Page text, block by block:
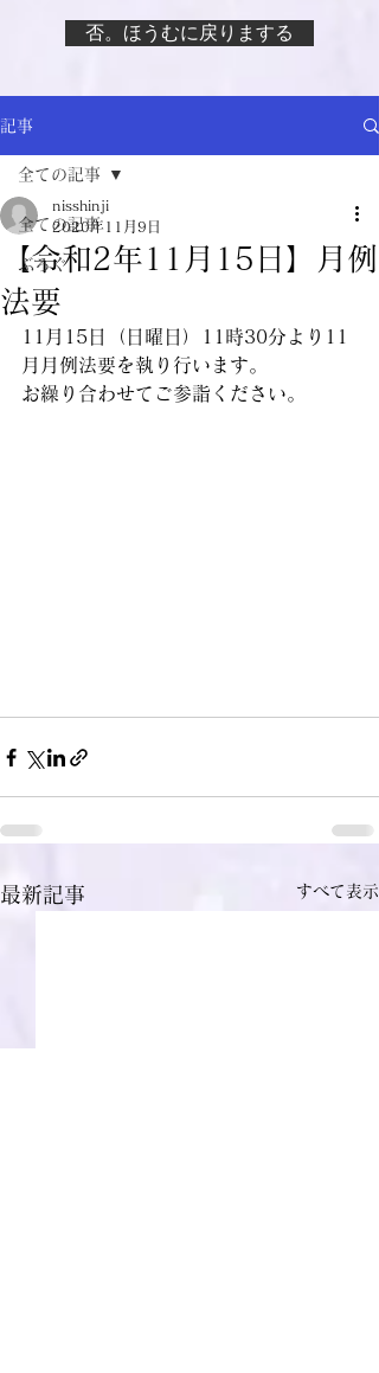
否。ほうむに戻りまする
記事
全ての記事
ぶろぐ
全ての記事
【令和2年11月15日】月例
法要
nisshinji
2020年11月9日
11月15日（日曜日）11時30分より11
月月例法要を執り行います。
お繰り合わせてご参詣ください。
最新記事 すべて表示